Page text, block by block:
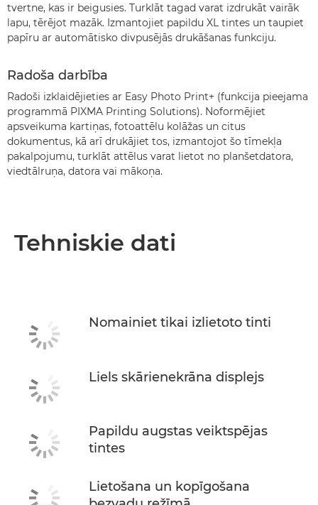
tvertne, kas ir beigusies. Turklāt tagad varat izdrukāt vairāk
lapu, tērējot mazāk. Izmantojiet papildu XL tintes un taupiet
papīru ar automātisko divpusējās drukāšanas funkciju.
Radoša darbība
Radoši izklaidējieties ar Easy Photo Print+ (funkcija pieejama
programmā PIXMA Printing Solutions). Noformējiet
apsveikuma kartiņas, fotoattēlu kolāžas un citus
dokumentus, kā arī drukājiet tos, izmantojot šo tīmekļa
pakalpojumu, turklāt attēlus varat lietot no planšetdatora,
viedtālruņa, datora vai mākoņa.
Tehniskie dati
Nomainiet tikai izlietoto tinti
Liels skārienekrāna displejs
Papildu augstas veiktspējas
tintes
Lietošana un kopīgošana